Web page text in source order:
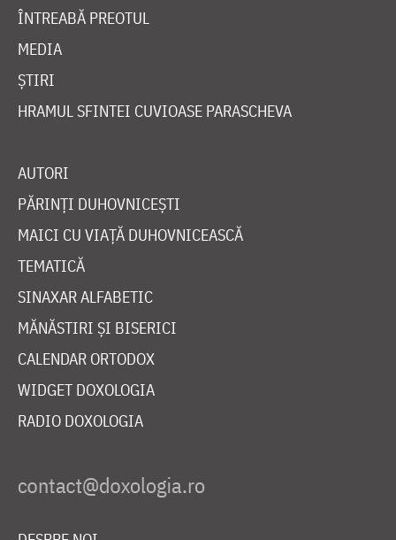
ÎNTREABĂ PREOTUL
MEDIA
ȘTIRI
HRAMUL SFINTEI CUVIOASE PARASCHEVA
AUTORI
PĂRINȚI DUHOVNICEȘTI
MAICI CU VIAȚĂ DUHOVNICEASCĂ
TEMATICĂ
SINAXAR ALFABETIC
MĂNĂSTIRI ȘI BISERICI
CALENDAR ORTODOX
WIDGET DOXOLOGIA
RADIO DOXOLOGIA